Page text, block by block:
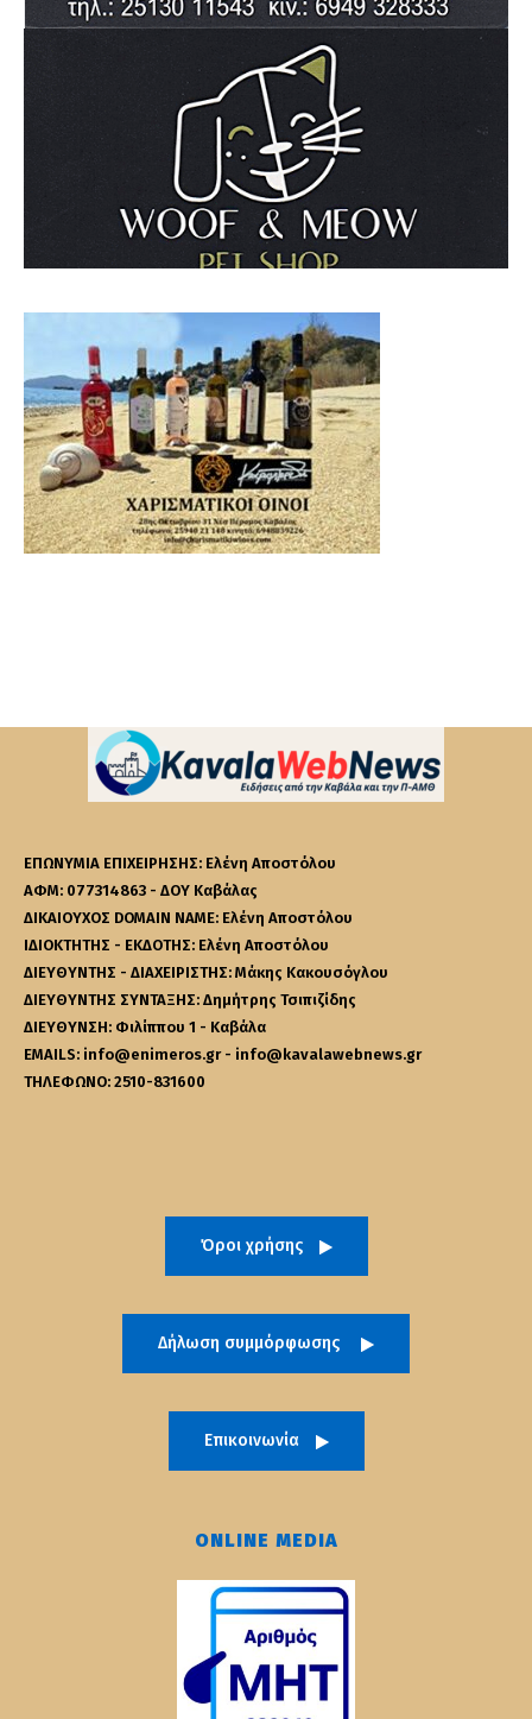
ΕΠΩΝΥΜΙΑ ΕΠΙΧΕΙΡΗΣΗΣ: Ελένη Αποστόλου
ΑΦΜ: 077314863 - ΔΟΥ Καβάλας
ΔΙΚΑΙΟΥΧΟΣ DOMAIN NAME: Ελένη Αποστόλου
ΙΔΙΟΚΤΗΤΗΣ - ΕΚΔΟΤΗΣ: Ελένη Αποστόλου
ΔΙΕΥΘΥΝΤΗΣ - ΔΙΑΧΕΙΡΙΣΤΗΣ: Μάκης Κακουσόγλου
ΔΙΕΥΘΥΝΤΗΣ ΣΥΝΤΑΞΗΣ: Δημήτρης Τσιπιζίδης
ΔΙΕΥΘΥΝΣΗ: Φιλίππου 1 - Καβάλα
EMAILS: info@enimeros.gr - info@kavalawebnews.gr
ΤΗΛΕΦΩΝΟ: 2510-831600
Όροι χρήσης
Δήλωση συμμόρφωσης
Επικοινωνία
ONLINE MEDIA